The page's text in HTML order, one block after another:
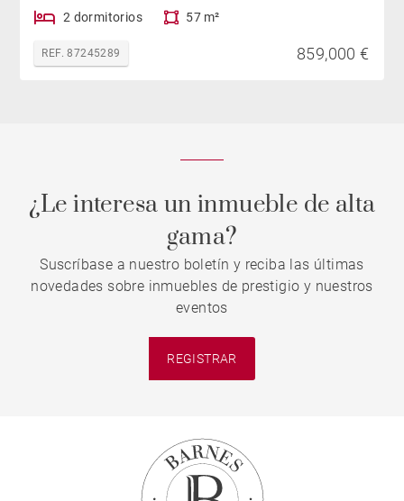
2 dormitorios 57 m²
REF. 87245289 859,000 €
¿Le interesa un inmueble de alta
gama?
Suscríbase a nuestro boletín y reciba las últimas
novedades sobre inmuebles de prestigio y nuestros
eventos
REGISTRAR